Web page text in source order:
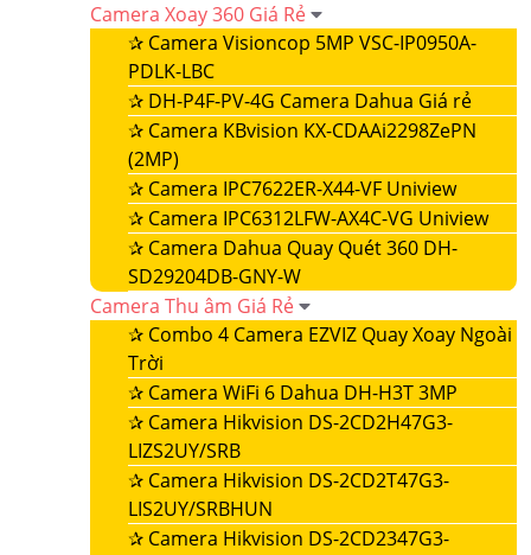
Camera Xoay 360 Giá Rẻ
✰ Camera Visioncop 5MP VSC-IP0950A-
PDLK-LBC
✰ DH-P4F-PV-4G Camera Dahua Giá rẻ
✰ Camera KBvision KX-CDAAi2298ZePN
(2MP)
✰ Camera IPC7622ER-X44-VF Uniview
✰ Camera IPC6312LFW-AX4C-VG Uniview
✰ Camera Dahua Quay Quét 360 DH-
SD29204DB-GNY-W
Camera Thu âm Giá Rẻ
✰ Combo 4 Camera EZVIZ Quay Xoay Ngoài
Trời
✰ Camera WiFi 6 Dahua DH-H3T 3MP
✰ Camera Hikvision DS-2CD2H47G3-
LIZS2UY/SRB
✰ Camera Hikvision DS-2CD2T47G3-
LIS2UY/SRBHUN
✰ Camera Hikvision DS-2CD2347G3-